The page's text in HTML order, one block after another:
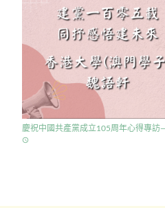
慶祝中國共產黨成立105周年心得專
access_time